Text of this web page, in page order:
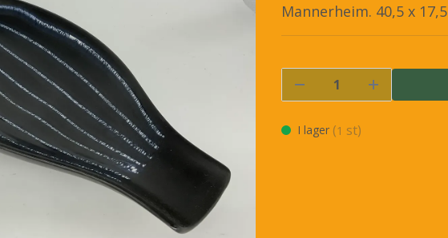
Mannerheim. 40,5 x
I lager (1 st)